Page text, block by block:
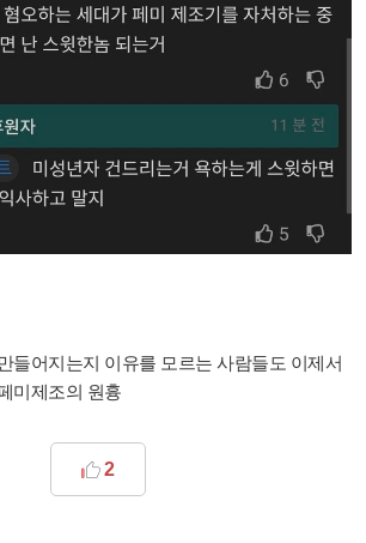
들어지는지 이유를 모르는 사람들도 이제서
미제조의 원흉
2